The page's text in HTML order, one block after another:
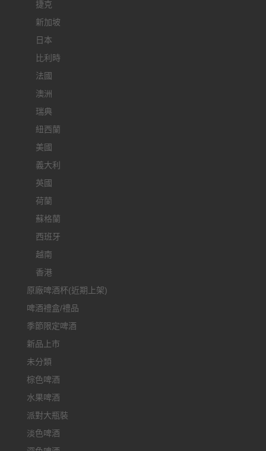
捷克
新加坡
日本
比利時
法國
澳洲
瑞典
紐西蘭
美國
義大利
英國
荷蘭
蘇格蘭
西班牙
越南
香港
原廠啤酒杯(近期上架)
啤酒禮盒/禮品
季節限定啤酒
新品上市
未分類
棕色啤酒
水果啤酒
派對大瓶裝
淡色啤酒